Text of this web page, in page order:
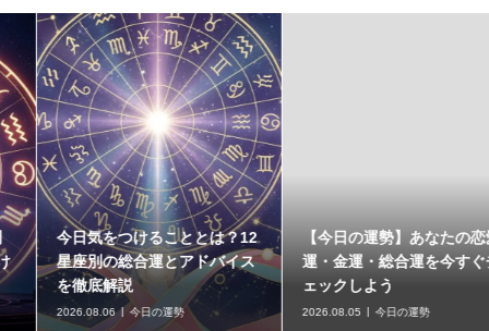
今日気をつけることとは？12
星座別の総合運とアドバイス
を徹底解説
2026.08.06 今日の運勢
【今日の運勢】あなたの恋愛
運・金運・総合運を今すぐチ
ェックしよう
2026.08.05 今日の運勢